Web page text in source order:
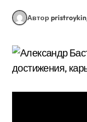
Автор pristroykin_